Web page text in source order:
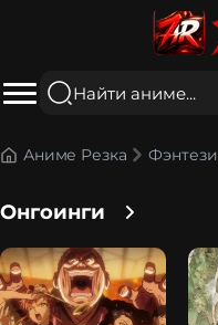
Аниме Резка Фэнтези
Онгоинги